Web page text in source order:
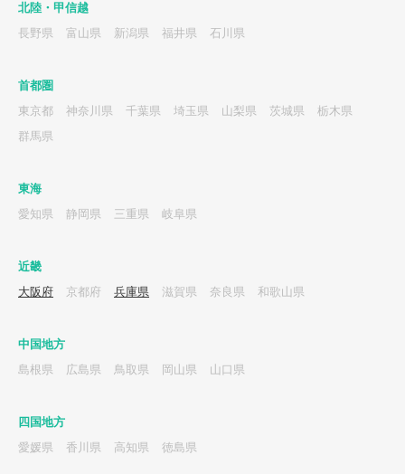
北陸・甲信越
長野県
富山県 新潟県 福井県 石川県
首都圏
東京都
神奈川県 千葉県 埼玉県 山梨県 茨城県
栃木県
群馬県
東海
愛知県
静岡県 三重県 岐阜県
近畿
大阪府
京都府 兵庫県 滋賀県 奈良県 和歌山県
中国地方
島根県
広島県 鳥取県 岡山県 山口県
四国地方
愛媛県
香川県 高知県 徳島県